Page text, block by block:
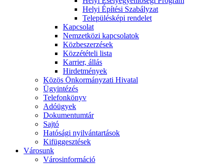
Helyi Építési Szabályzat
Településképi rendelet
Kapcsolat
Nemzetközi kapcsolatok
Közbeszerzések
Közzétételi lista
Karrier, állás
Hirdetmények
Közös Önkormányzati Hivatal
Ügyintézés
Telefonkönyv
Adóügyek
Dokumentumtár
Sajtó
Hatósági nyilvántartások
Kifüggesztések
Városunk
Városinformáció